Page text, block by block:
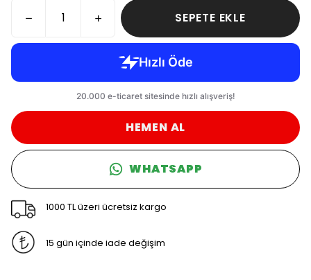
SEPETE EKLE
HEMEN AL
WHATSAPP
1000 TL üzeri ücretsiz kargo
15 gün içinde iade değişim